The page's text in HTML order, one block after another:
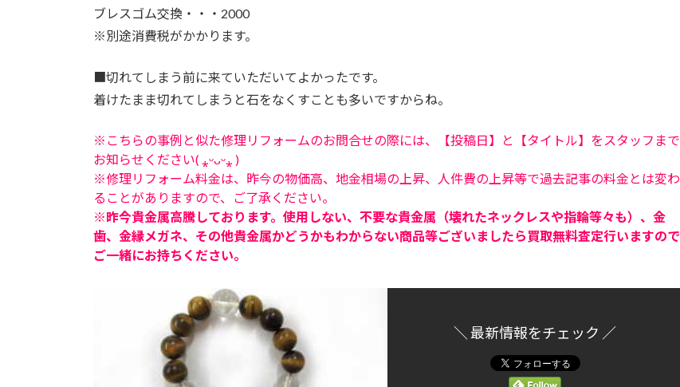
ブレスゴム交換・・・2000
※別途消費税がかかります。
切れてしまう前に来ていただいてよかったです。
着けたまま切れてしまうと石をなくすことも多いですからね。
※こちらの事例と似た修理リフォームのお問合せの際には、【投稿日】と【タイトル】をスタッフまで
お知らせください( ⁎ᵕᴗᵕ⁎ )
※修理リフォーム料金は、昨今の物価高、地金相場の上昇、人件費の上昇等で過去記事の料金とは変わ
ることがありますので、ご了承ください。
※昨今貴金属高騰しております。使用しない、不要な貴金属（壊れたネックレスや指輪等々も）、金
歯、金縁メガネ、その他貴金属かどうかもわからない商品等ございましたら買取無料査定行いますので
ご一緒にお持ちください。
＼ 最新情報をチェック ／